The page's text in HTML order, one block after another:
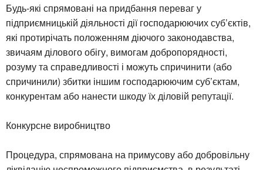
Будь-які спрямовані на придбання переваг у
підприємницькій діяльності дії господарюючих суб’єктів,
які протирічать положенням діючого законодавства,
звичаям ділового обігу, вимогам добропорядності,
розуму та справедливості і можуть спричинити (або
спричинили) збитки іншим господарюючим суб’єктам,
конкурентам або нанести шкоду їх діловій репутації.
Конкурсне виробництво
Процедура, спрямована на примусову або добровільну